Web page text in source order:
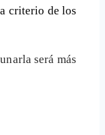
criterio de los
será más